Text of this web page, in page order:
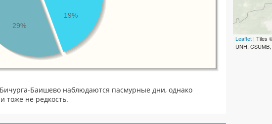
19%
29%
Баишево наблюдаются пасмурные дни, однако
тоже не редкость.
Leaflet | Tiles
UNH,